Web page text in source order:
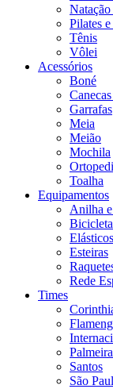
Pilates
Tênis
Vôlei
Acessórios
Boné
Garrafas
Meia
Meião
Mochila
Toalha
Equipamentos
Anilha
Esteiras
Rede
Times
Santos
São